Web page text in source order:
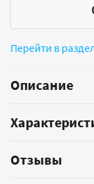
Перейти в
Описание
Отзывы